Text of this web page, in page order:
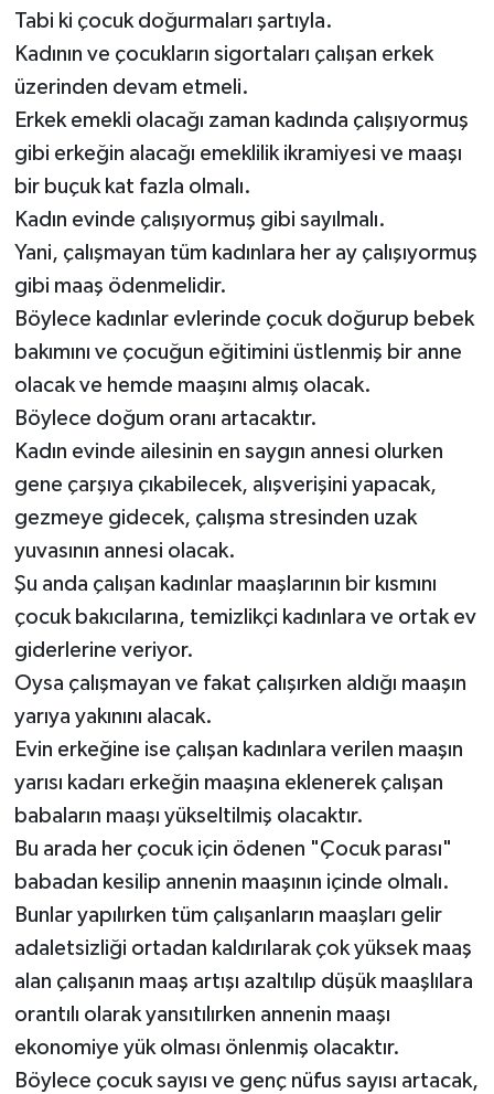
Tabi ki çocuk doğurmaları şartıyla.
Kadının ve çocukların sigortaları çalışan erkek
üzerinden devam etmeli.
Erkek emekli olacağı zaman kadında çalışıyormuş
gibi erkeğin alacağı emeklilik ikramiyesi ve maaşı
bir buçuk kat fazla olmalı.
Kadın evinde çalışıyormuş gibi sayılmalı.
Yani, çalışmayan tüm kadınlara her ay çalışıyormuş
gibi maaş ödenmelidir.
Böylece kadınlar evlerinde çocuk doğurup bebek
bakımını ve çocuğun eğitimini üstlenmiş bir anne
olacak ve hemde maaşını almış olacak.
Böylece doğum oranı artacaktır.
Kadın evinde ailesinin en saygın annesi olurken
gene çarşıya çıkabilecek, alışverişini yapacak,
gezmeye gidecek, çalışma stresinden uzak
yuvasının annesi olacak.
Şu anda çalışan kadınlar maaşlarının bir kısmını
çocuk bakıcılarına, temizlikçi kadınlara ve ortak ev
giderlerine veriyor.
Oysa çalışmayan ve fakat çalışırken aldığı maaşın
yarıya yakınını alacak.
Evin erkeğine ise çalışan kadınlara verilen maaşın
yarısı kadarı erkeğin maaşına eklenerek çalışan
babaların maaşı yükseltilmiş olacaktır.
Bu arada her çocuk için ödenen "Çocuk parası"
babadan kesilip annenin maaşının içinde olmalı.
Bunlar yapılırken tüm çalışanların maaşları gelir
adaletsizliği ortadan kaldırılarak çok yüksek maaş
alan çalışanın maaş artışı azaltılıp düşük maaşlılara
orantılı olarak yansıtılırken annenin maaşı
ekonomiye yük olması önlenmiş olacaktır.
Böylece çocuk sayısı ve genç nüfus sayısı artacak,